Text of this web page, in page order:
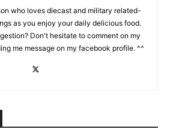
who loves diecast and military related-
as you enjoy your daily delicious food.
Don't hesitate to comment on my
me message on my facebook profile. ^^